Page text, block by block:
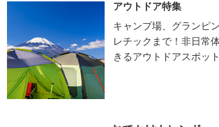
アウトドア特集
キャンプ場、グランピ
レチックまで！非日常
きるアウトドアスポッ